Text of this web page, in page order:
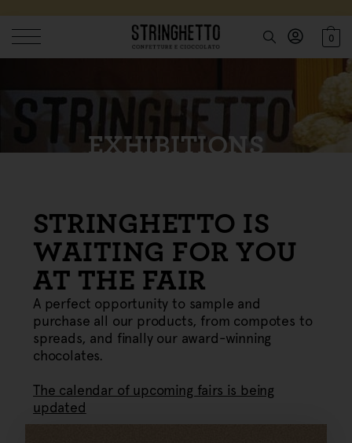
0
EXHIBITIONS
STRINGHETTO IS
WAITING FOR YOU
AT THE FAIR
A perfect opportunity to sample and
purchase all our products, from compotes to
spreads, and finally our award-winning
chocolates.
The calendar of upcoming fairs is being
updated